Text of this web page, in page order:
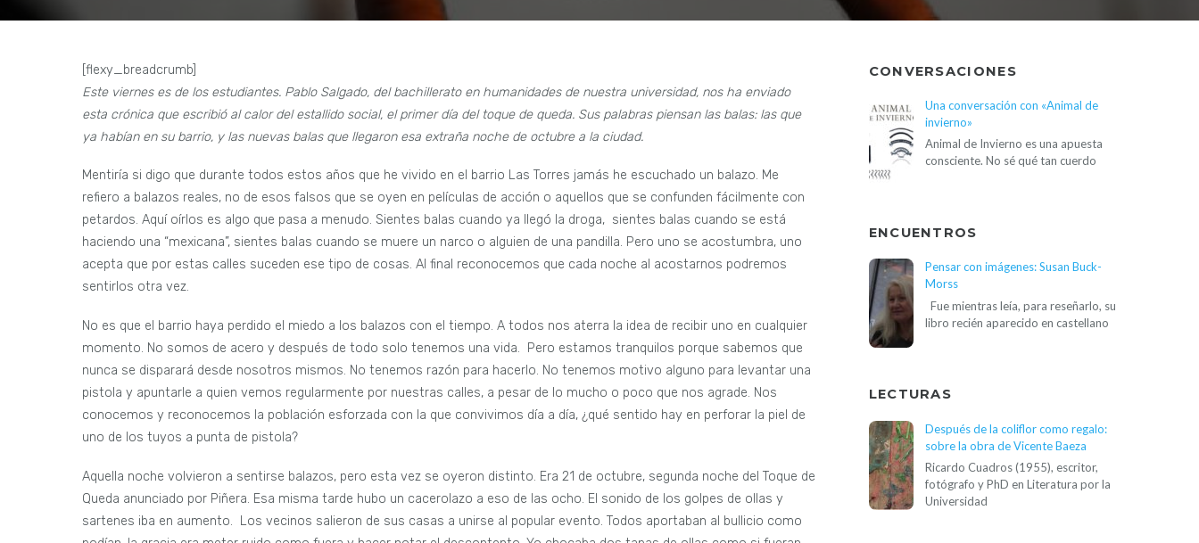
[flexy_breadcrumb]
Este viernes es de los estudiantes. Pablo Salgado, del bachillerato en humanidades de nuestra universidad, nos ha enviado
esta crónica que escribió al calor del estallido social, el primer día del toque de queda. Sus palabras piensan las balas: las que
ya habían en su barrio, y las nuevas balas que llegaron esa extraña noche de octubre a la ciudad.
Mentiría si digo que durante todos estos años que he vivido en el barrio Las Torres jamás he escuchado un balazo. Me
refiero a balazos reales, no de esos falsos que se oyen en películas de acción o aquellos que se confunden fácilmente con
petardos. Aquí oírlos es algo que pasa a menudo. Sientes balas cuando ya llegó la droga, sientes balas cuando se está
haciendo una “mexicana”, sientes balas cuando se muere un narco o alguien de una pandilla. Pero uno se acostumbra, uno
acepta que por estas calles suceden ese tipo de cosas. Al final reconocemos que cada noche al acostarnos podremos
sentirlos otra vez.
No es que el barrio haya perdido el miedo a los balazos con el tiempo. A todos nos aterra la idea de recibir uno en cualquier
momento. No somos de acero y después de todo solo tenemos una vida. Pero estamos tranquilos porque sabemos que
nunca se disparará desde nosotros mismos. No tenemos razón para hacerlo. No tenemos motivo alguno para levantar una
pistola y apuntarle a quien vemos regularmente por nuestras calles, a pesar de lo mucho o poco que nos agrade. Nos
conocemos y reconocemos la población esforzada con la que convivimos día a día, ¿qué sentido hay en perforar la piel de
uno de los tuyos a punta de pistola?
Aquella noche volvieron a sentirse balazos, pero esta vez se oyeron distinto. Era 21 de octubre, segunda noche del Toque de
Queda anunciado por Piñera. Esa misma tarde hubo un cacerolazo a eso de las ocho. El sonido de los golpes de ollas y
sartenes iba en aumento. Los vecinos salieron de sus casas a unirse al popular evento. Todos aportaban al bullicio como
CONVERSACIONES
Una conversación con «Animal de
invierno»
Animal de Invierno es una apuesta
consciente. No sé qué tan cuerdo
ENCUENTROS
Pensar con imágenes: Susan Buck-
Morss
Fue mientras leía, para reseñarlo, su
libro recién aparecido en castellano
LECTURAS
Después de la coliflor como regalo:
sobre la obra de Vicente Baeza
Ricardo Cuadros (1955), escritor,
fotógrafo y PhD en Literatura por la
Universidad